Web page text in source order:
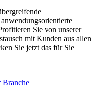
Sie von unserer
mit Kunden aus allen
Sie jetzt das für Sie
Branche